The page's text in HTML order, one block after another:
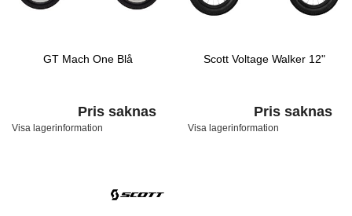
GT Mach One Blå
Pris saknas
Visa lagerinformation
Scott Voltage Walker 12"
Pris saknas
Visa lagerinformation